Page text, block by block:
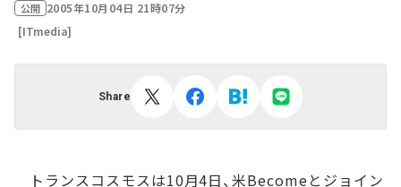
公開 2005年10月04日 21時07分
[ITmedia]
Share
トランスコスモスは10月4日、米Becomeとジョイン